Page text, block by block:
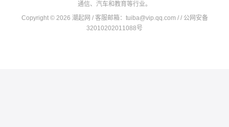
通信、汽车和教育等行业。
Copyright © 2026 潮起网 / 客服邮箱： tuiba@vip.qq.com / / 公网安备
32010202011088号